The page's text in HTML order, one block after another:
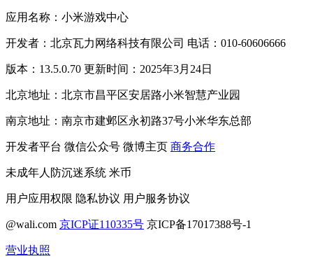
应用名称：小米游戏中心
开发者：北京瓦力网络科技有限公司 电话：010-60606666
版本：13.5.0.70 更新时间：2025年3月24日
北京地址：北京市昌平区安居路小米智慧产业园
南京地址：南京市建邺区永初路37号小米华东总部
开发者平台 微信公众号 微博主页 商务合作
未成年人防沉迷系统 米币
用户应用权限 隐私协议 用户服务协议
@wali.com 京ICP证110335号 京ICP备17017388号-1
营业执照